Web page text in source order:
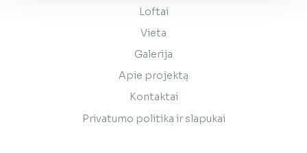
Loftai
Vieta
Galerija
Apie projektą
Kontaktai
Privatumo politika ir slapukai